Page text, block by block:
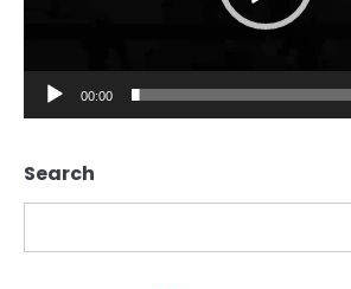
00:00
Search